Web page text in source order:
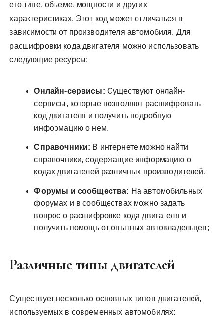
его типе, объеме, мощности и других
характеристиках. Этот код может отличаться в
зависимости от производителя автомобиля. Для
расшифровки кода двигателя можно использовать
следующие ресурсы:
Онлайн-сервисы: Существуют онлайн-
сервисы, которые позволяют расшифровать
код двигателя и получить подробную
информацию о нем.
Справочники: В интернете можно найти
справочники, содержащие информацию о
кодах двигателей различных производителей.
Форумы и сообщества: На автомобильных
форумах и в сообществах можно задать
вопрос о расшифровке кода двигателя и
получить помощь от опытных автовладельцев;
Различные типы двигателей
Существует несколько основных типов двигателей,
используемых в современных автомобилях: